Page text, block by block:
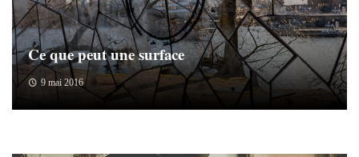
Ce que peut une surface
9 mai 2016